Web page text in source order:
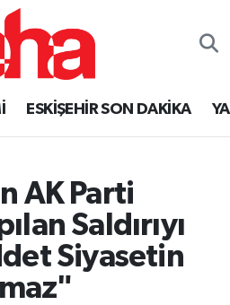
ESKİŞEHİR SON DAKİKA
AK Parti
Saldırıyı
Siyasetin